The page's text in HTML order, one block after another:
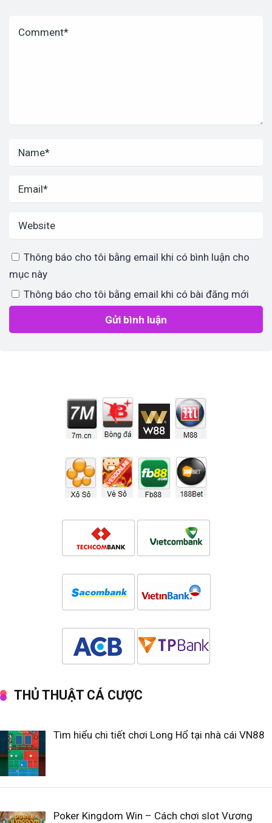
Thông báo cho tôi bằng email khi có bình luận cho
mục này
Thông báo cho tôi bằng email khi có bài đăng mới
THỦ THUẬT CÁ CƯỢC
Tìm hiểu chi tiết chơi Long Hổ tại nhà cái VN88
Poker Kingdom Win – Cách chơi slot Vương